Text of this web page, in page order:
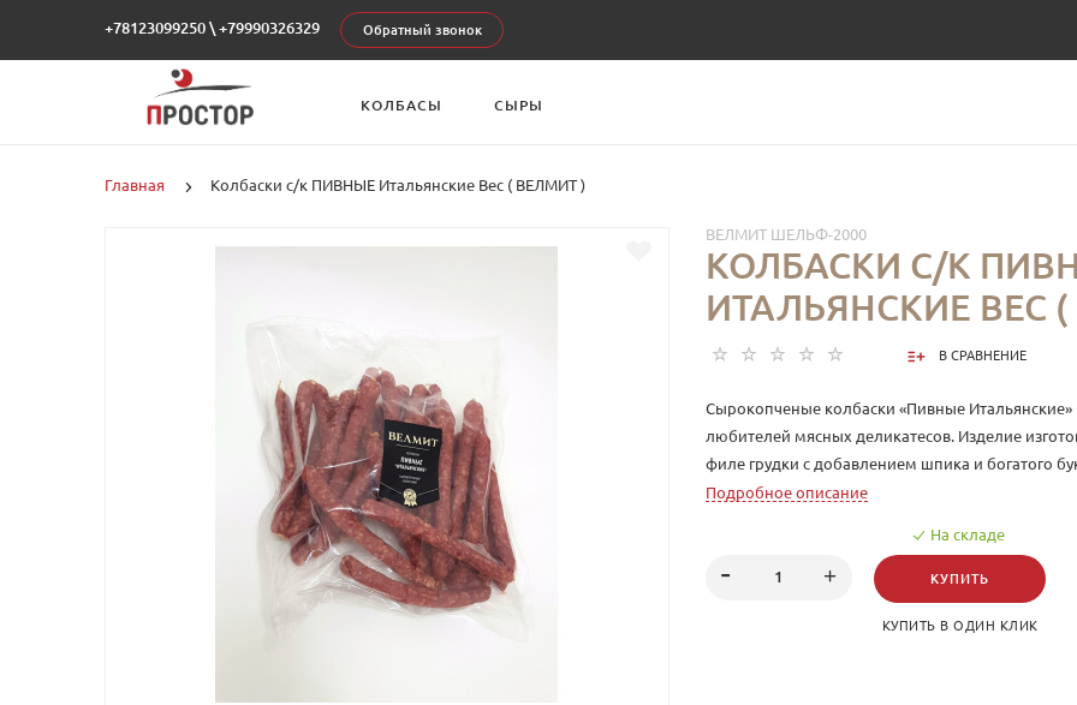
+78123099250 \ +79990326329 Обратный звонок
КОЛБАСЫ СЫРЫ
Главная Колбаски с/к ПИВНЫЕ Итальянские Вес ( ВЕЛМИТ )
ВЕЛМИТ ШЕЛЬФ-2000
КОЛБАСКИ С/К
ИТАЛЬЯНСКИЕ ВЕС
В СРАВНЕНИЕ
Сырокопченые колбаски «Пивные
любителей мясных деликатесов. Изделие
филе грудки с добавлением шпика и богатого
чему колбаски получились более сытными и
мускатного ореха и приятный дымный аромат.
пенным напиткам, в качестве быстрого перекуса
Подробное описание
На складе
КУПИТЬ
КУПИТЬ В ОДИН КЛИК